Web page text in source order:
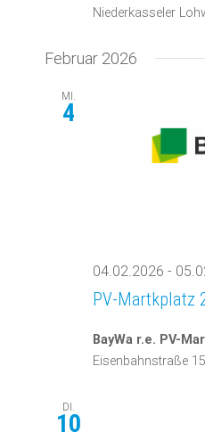
Niederkasseler
Februar 2026
MI.
4
04.02.2026 -
PV-Martkplatz
BayWa r.e. PV-
Eisenbahnstraße
DI.
10